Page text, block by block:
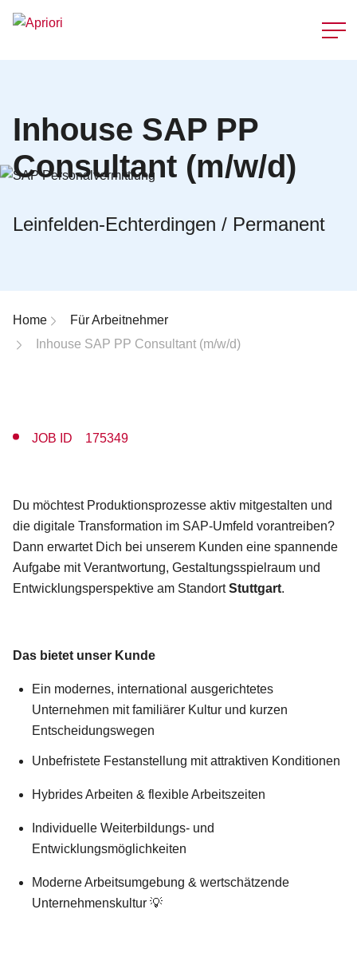
Inhouse SAP PP
Consultant (m/w/d)
Leinfelden-Echterdingen / Permanent
Breadcrumb-Navigation
Home
Für Arbeitnehmer
Inhouse SAP PP Consultant (m/w/d)
JOB ID 175349
Du möchtest Produktionsprozesse aktiv mitgestalten und
die digitale Transformation im SAP-Umfeld vorantreiben?
Dann erwartet Dich bei unserem Kunden eine spannende
Aufgabe mit Verantwortung, Gestaltungsspielraum und
Entwicklungsperspektive am StandortStuttgart.
Das bietet unser Kunde
Ein modernes, international ausgerichtetes
Unternehmen mit familiärer Kultur und kurzen
Entscheidungswegen
Unbefristete Festanstellung mit attraktiven Konditionen
Hybrides Arbeiten & flexible Arbeitszeiten
Individuelle Weiterbildungs- und
Entwicklungsmöglichkeiten
Moderne Arbeitsumgebung & wertschätzende
Unternehmenskultur 💡